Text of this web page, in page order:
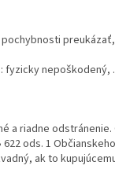
fyzicky nepoškodený,
a riadne
ods. 1
ak to